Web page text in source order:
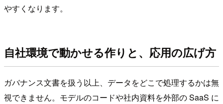
やすくなります。
自社環境で動かせる作りと、応用の広げ方
ガバナンス文書を扱う以上、データをどこで処理するかは無
視できません。モデルのコードや社内資料を外部の SaaS に